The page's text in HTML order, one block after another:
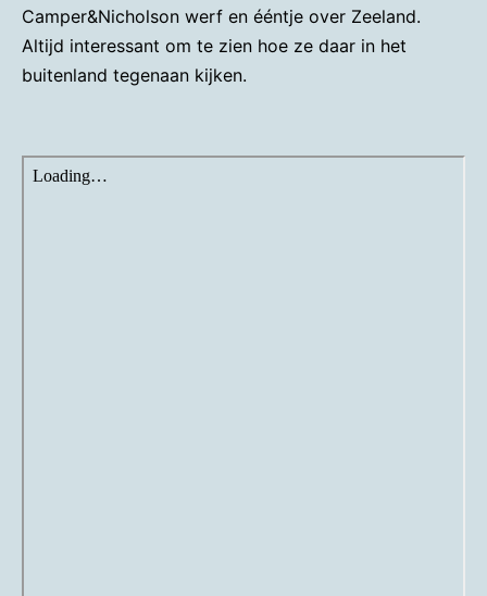
Camper&Nicholson werf en ééntje over Zeeland.
Altijd interessant om te zien hoe ze daar in het
buitenland tegenaan kijken.